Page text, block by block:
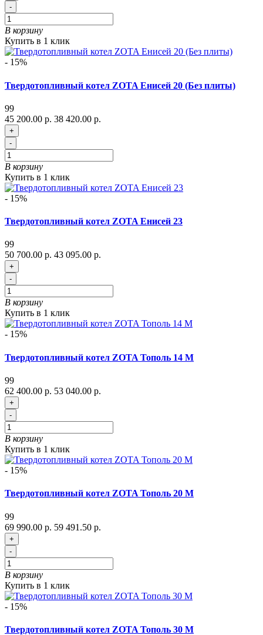
-
В корзину
Купить в 1 клик
- 15%
Твердотопливный котел ZOTA Енисей 20 (Без плиты)
99
45 200.00 р. 38 420.00 р.
+
-
В корзину
Купить в 1 клик
- 15%
Твердотопливный котел ZOTA Енисей 23
99
50 700.00 р. 43 095.00 р.
+
-
В корзину
Купить в 1 клик
- 15%
Твердотопливный котел ZOTA Тополь 14 М
99
62 400.00 р. 53 040.00 р.
+
-
В корзину
Купить в 1 клик
- 15%
Твердотопливный котел ZOTA Тополь 20 М
99
69 990.00 р. 59 491.50 р.
+
-
В корзину
Купить в 1 клик
- 15%
Твердотопливный котел ZOTA Тополь 30 М